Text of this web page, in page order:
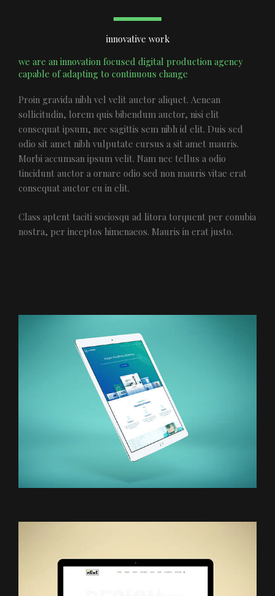
innovative work
we are an innovation focused digital production agency
capable of adapting to continuous change
Proin gravida nibh vel velit auctor aliquet. Aenean
sollicitudin, lorem quis bibendum auctor, nisi elit
consequat ipsum, nec sagittis sem nibh id elit. Duis sed
odio sit amet nibh vulputate cursus a sit amet mauris.
Morbi accumsan ipsum velit. Nam nec tellus a odio
tincidunt auctor a ornare odio sed non mauris vitae erat
consequat auctor eu in elit.
Class aptent taciti sociosqu ad litora torquent per conubia
nostra, per inceptos himenaeos. Mauris in erat justo.